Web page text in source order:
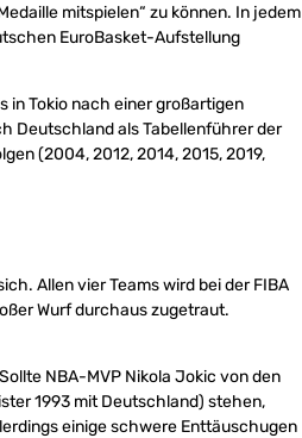
mitspielen“ zu können. In jedem
EuroBasket-Aufstellung
in Tokio nach einer großartigen
Deutschland als Tabellenführer der
(2004, 2012, 2014, 2015, 2019,
Allen vier Teams wird bei der FIBA
Wurf durchaus zugetraut.
NBA-MVP Nikola Jokic von den
1993 mit Deutschland) stehen,
einige schwere Enttäuschugen